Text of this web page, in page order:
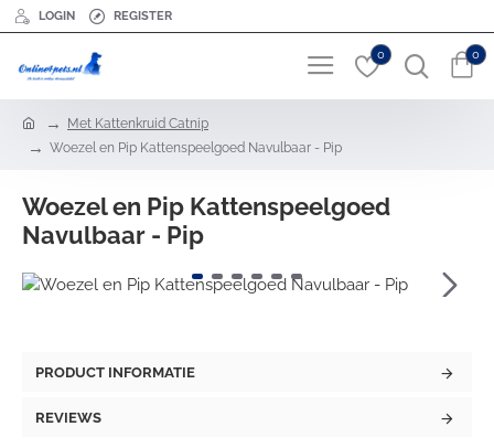
LOGIN REGISTER
0 0
Met Kattenkruid Catnip
Woezel en Pip Kattenspeelgoed Navulbaar - Pip
Woezel en Pip Kattenspeelgoed
Navulbaar - Pip
PRODUCT INFORMATIE
REVIEWS